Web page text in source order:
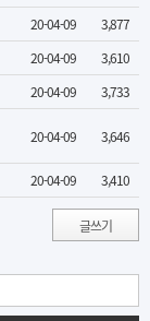
20-04-09
3,877
20-04-09
3,610
20-04-09 3,733
20-04-09 3,646
20-04-09 3,410
글쓰기